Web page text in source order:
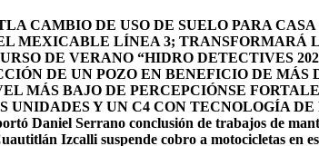
CAMBIO DE USO DE SUELO PARA
MEXICABLE LÍNEA 3;
DE VERANO “HIDRO DETECTIVES
DE UN POZO EN BENEFICIO DE MÁS
MÁS BAJO DE PERCEPCIÓNSE
Y UN C4 CON TECNOLOGÍA DE
Daniel Serrano conclusión de trabajos de
Izcalli suspende cobro a motocicletas en